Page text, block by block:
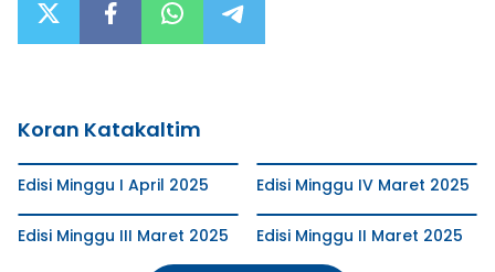
Koran Katakaltim
Edisi Minggu I April 2025 Edisi Minggu IV Maret 2025
Edisi Minggu III Maret 2025 Edisi Minggu II Maret 2025